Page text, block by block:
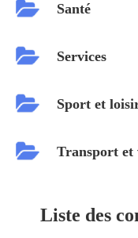
Santé
Services
Sport et
Transport et
Liste des